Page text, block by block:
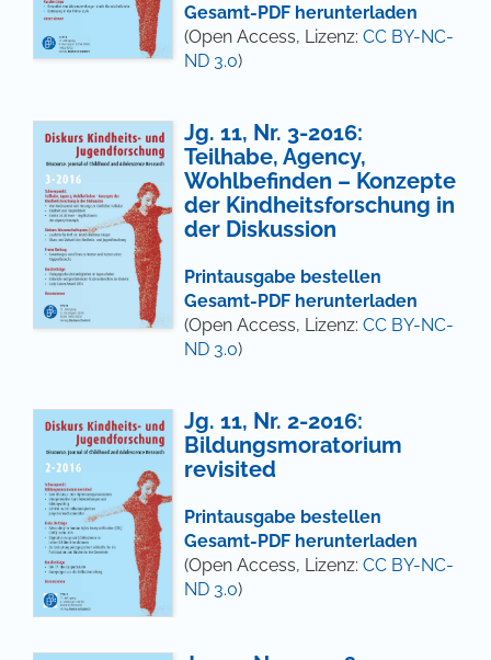
Gesamt-PDF herunterladen
(Open Access, Lizenz: CC BY-NC-
ND 3.0)
Jg. 11, Nr. 3-2016:
Teilhabe, Agency,
Wohlbefinden – Konzepte
der Kindheitsforschung in
der Diskussion
Printausgabe bestellen
Gesamt-PDF herunterladen
(Open Access, Lizenz: CC BY-NC-
ND 3.0)
Jg. 11, Nr. 2-2016:
Bildungsmoratorium
revisited
Printausgabe bestellen
Gesamt-PDF herunterladen
(Open Access, Lizenz: CC BY-NC-
ND 3.0)